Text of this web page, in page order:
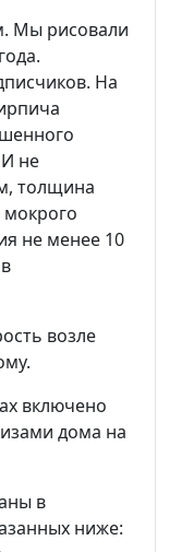
Мы рисовали
На
И не
толщина
мокрого
не менее 10
возле
включено
дома на
в
ниже: